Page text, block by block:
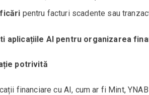
pentru facturi scadente sau
aplicațiile AI pentru organizarea
potrivită
financiare cu AI, cum ar fi Mint,